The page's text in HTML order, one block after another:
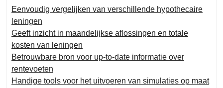
Eenvoudig vergelijken van verschillende hypothecaire
leningen
Geeft inzicht in maandelijkse aflossingen en totale
kosten van leningen
Betrouwbare bron voor up-to-date informatie over
rentevoeten
Handige tools voor het uitvoeren van simulaties op maat